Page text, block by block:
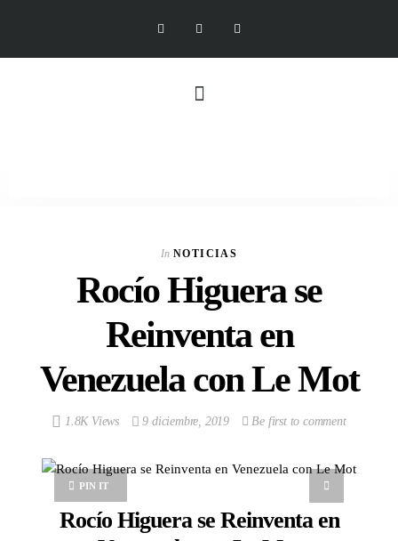
In NOTICIAS
Rocío Higuera se
Reinventa en
Venezuela con Le Mot
1.8K Views 9 diciembre, 2019 Be first to comment
PIN IT
Rocío Higuera se Reinventa en